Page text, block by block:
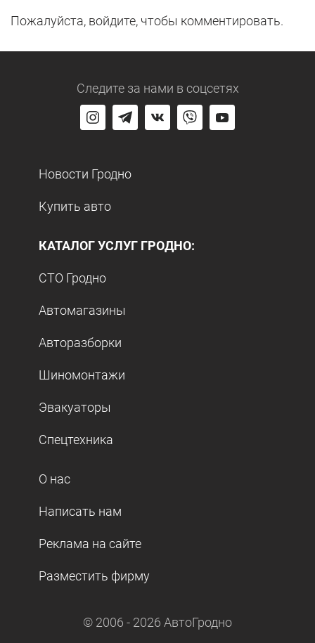
Пожалуйста, войдите, чтобы комментировать.
Следите за нами в соцсетях
Новости Гродно
Купить авто
КАТАЛОГ УСЛУГ ГРОДНО:
СТО Гродно
Автомагазины
Авторазборки
Шиномонтажи
Эвакуаторы
Спецтехника
О нас
Написать нам
Реклама на сайте
Разместить фирму
© 2006 - 2026 АвтоГродно